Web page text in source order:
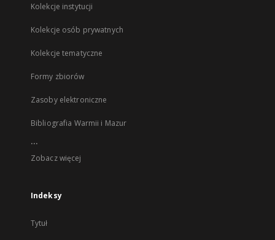
Kolekcje instytucji
Kolekcje osób prywatnych
Kolekcje tematyczne
Formy zbiorów
Zasoby elektroniczne
Bibliografia Warmii i Mazur
...
Zobacz więcej
Indeksy
Tytuł